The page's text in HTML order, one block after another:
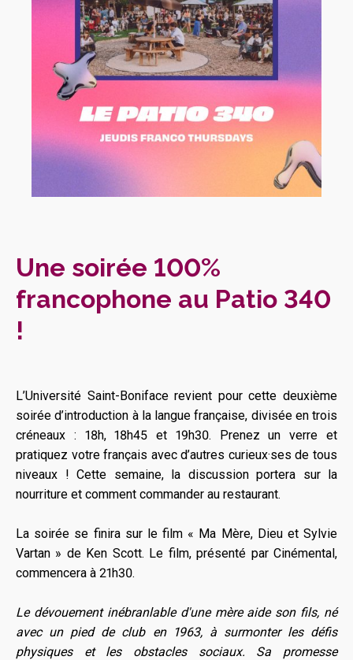
Une soirée 100%
francophone au Patio 340
!
L’Université Saint-Boniface revient pour cette deuxième
soirée d’introduction à la langue française, divisée en trois
créneaux : 18h, 18h45 et 19h30. Prenez un verre et
pratiquez votre français avec d’autres curieux·ses de tous
niveaux ! Cette semaine, la discussion portera sur la
nourriture et comment commander au restaurant.
La soirée se finira sur le film « Ma Mère, Dieu et Sylvie
Vartan » de Ken Scott. Le film, présenté par Cinémental,
commencera à 21h30.
Le dévouement inébranlable d'une mère aide son fils, né
avec un pied de club en 1963, à surmonter les défis
physiques et les obstacles sociaux. Sa promesse